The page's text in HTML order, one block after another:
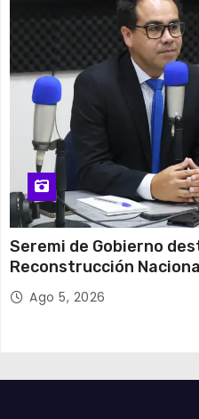
Seremi de Gobierno
Reconstrucción
y el empleo en Tarapacá
Ago 5, 2026